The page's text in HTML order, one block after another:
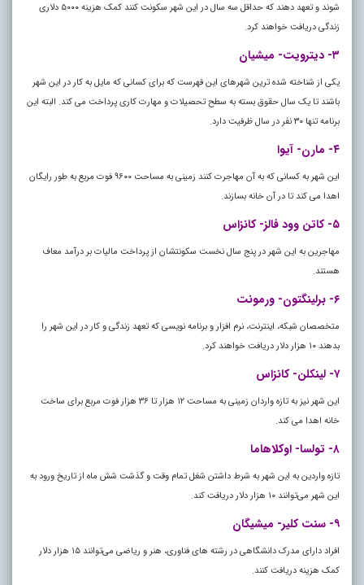
شوند و تعهد دهند که حداقل سه سال در این شهر سکونت کنند کمک هزینه ۵۰۰۰ دلاری
زندگی دریافت خواهند کرد.
۳- دیترویت- میشیان
یکی از شناخته شده ترین شهرهای این فهرست که برای کسانی که مایل به کار در این شهر
باشند تا یک سال حقوق بسته به سطح تحصیلات و مهارت کاری پرداخت می کند. البته این
برنامه تنها ۳۰ نفر در سال ظرفیت دارد.
۴- مارن- آیوا
این شهر به کسانی که به آن مهاجرت کنند زمینی به مساحت ۹۶۰۰ فوت مربع به طور رایگان
اهدا می کند تا در آن خانه بسازند.
۵- کاتن وود فالز- کانزاس
مهاجرین به این شهر در پنج سال نخست سکونتشان از پرداخت مالیات بر درآمد معاف
هستند.
۶- برلینگتون- ورمونت
متخصصان شبکه، اینترنت، نرم افزار و برنامه نویسی که تعهد زندگی و کار در این شهر را
بدهند ۱۰ هزار دلار دریافت خواهند کرد.
۷- لینکلن- کانزاس
این شهر نیز به تازه واردان زمینی به مساحت ۱۲ هزار تا ۳۶ هزار فوت مربع برای ساخت
خانه اهدا می کند.
۸- تولسا- اوکلاهاما
تازه واردین به این شهر به شرط داشتن شغل تمام وقت و گذشت شش ماه از تاریخ ورود به
این شهر می‌توانند ۱۰ هزار دلار دریافت کند
.
۹- سنت کلیر- میشیگان
افراد دارای مدرک دانشگاهی در رشته های فناوری، هنر و ریاضی می‌توانند ۱۵ هزار دلار
کمک هزینه دریافت کنند.